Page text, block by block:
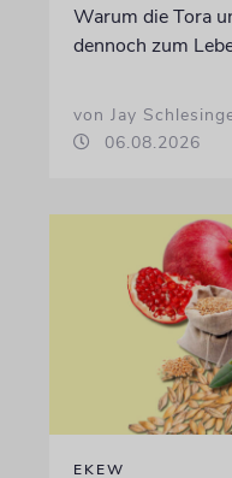
Warum die Tora
dennoch zum
von Jay
06.08.2026
EKEW